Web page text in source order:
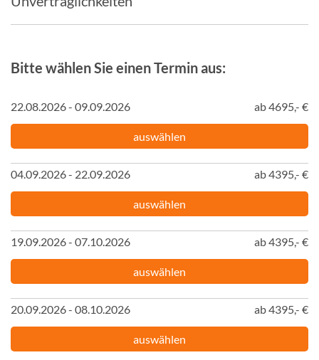
Bitte wählen Sie einen Termin aus:
22.08.2026 - 09.09.2026 ab 4695,- €
auswählen
04.09.2026 - 22.09.2026 ab 4395,- €
auswählen
19.09.2026 - 07.10.2026 ab 4395,- €
auswählen
20.09.2026 - 08.10.2026 ab 4395,- €
auswählen